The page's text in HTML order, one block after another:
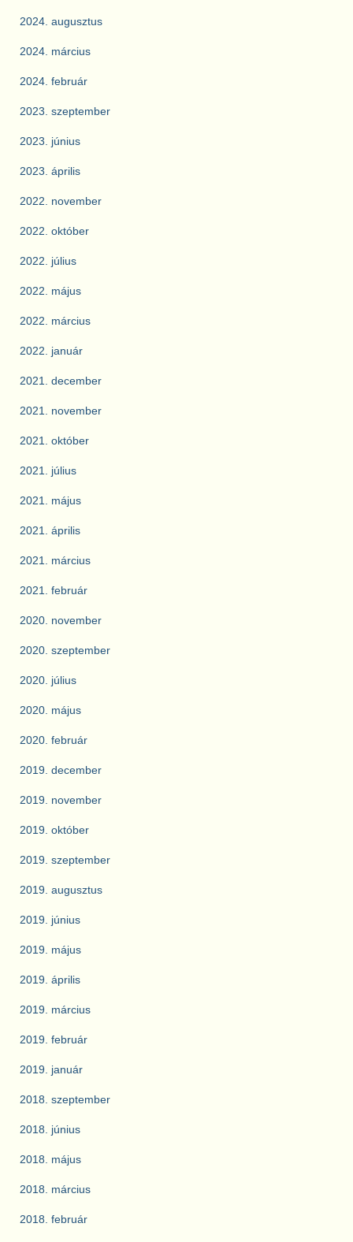
2024. augusztus
2024. március
2024. február
2023. szeptember
2023. június
2023. április
2022. november
2022. október
2022. július
2022. május
2022. március
2022. január
2021. december
2021. november
2021. október
2021. július
2021. május
2021. április
2021. március
2021. február
2020. november
2020. szeptember
2020. július
2020. május
2020. február
2019. december
2019. november
2019. október
2019. szeptember
2019. augusztus
2019. június
2019. május
2019. április
2019. március
2019. február
2019. január
2018. szeptember
2018. június
2018. május
2018. március
2018. február